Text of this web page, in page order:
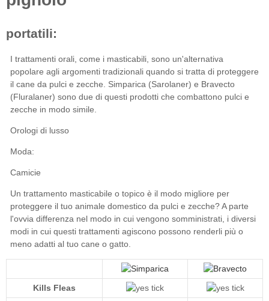
Simparica (Sarolaner)
Bravecto
(Fluralaner)
Kills Fleas